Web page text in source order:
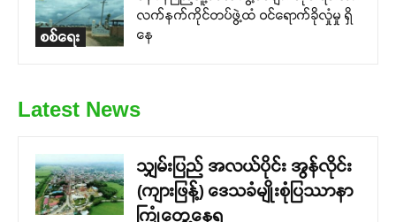
စစ်ရေး
လက်နက်ကိုင်တပ်ဖွဲ့ထံ ဝင်ရောက်ခိုလှုံမှု ရှိ
နေ
Latest News
သျှမ်းပြည် အလယ်ပိုင်း အွန်လိုင်း
(ကျားဖြန့်) ဒေသခံမျိုးစုံပြဿာနာ
ကြုံတွေ့နေရ